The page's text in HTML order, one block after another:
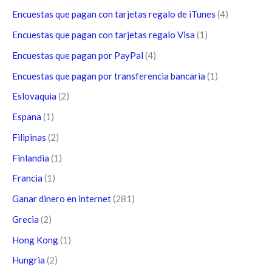
Encuestas que pagan con tarjetas regalo de iTunes (4)
Encuestas que pagan con tarjetas regalo Visa (1)
Encuestas que pagan por PayPal (4)
Encuestas que pagan por transferencia bancaria (1)
Eslovaquia (2)
Espana (1)
Filipinas (2)
Finlandia (1)
Francia (1)
Ganar dinero en internet(281)
Grecia (2)
Hong Kong(1)
Hungria (2)